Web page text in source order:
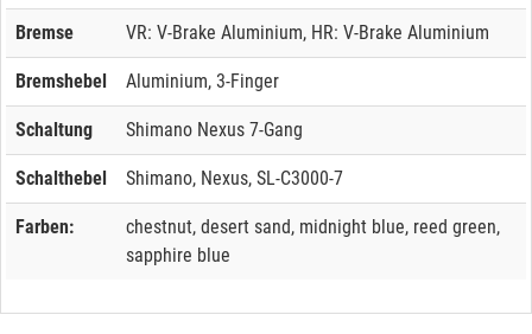
Bremse VR: V-Brake Aluminium, HR: V-Brake Aluminium
Bremshebel Aluminium, 3-Finger
Schaltung Shimano Nexus 7-Gang
Schalthebel Shimano, Nexus, SL-C3000-7
Farben:
chestnut, desert sand, midnight blue, reed green,
sapphire blue